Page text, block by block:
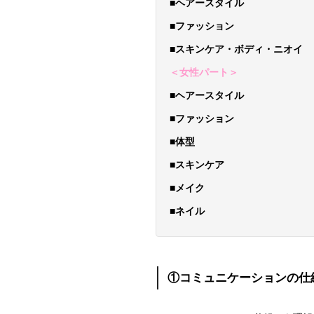
■ヘアースタイル
■ファッション
■スキンケア・ボディ・ニオイ
＜女性パート＞
■ヘアースタイル
■ファッション
■体型
■スキンケア
■メイク
■ネイル
①コミュニケーションの仕